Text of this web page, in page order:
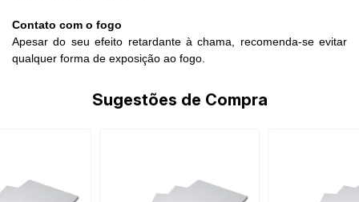
Contato com o fogo
Apesar do seu efeito retardante à chama, recomenda-se evitar
qualquer forma de exposição ao fogo.
Sugestões de Compra